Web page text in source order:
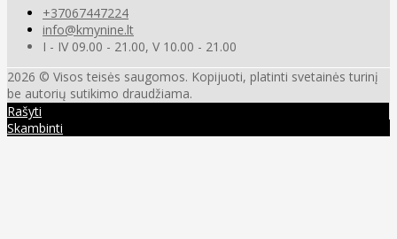
+37067447224
info@kmynine.lt
I - IV 09.00 - 21.00, V 10.00 - 21.00
2026 © Visos teisės saugomos. Kopijuoti, platinti svetainės turinį
be autorių sutikimo draudžiama.
Rašyti
Skambinti